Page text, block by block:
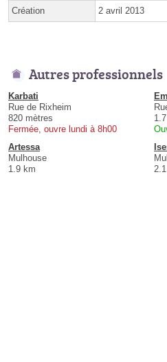
Création 2 avril 2013
Autres professionnels
Karbati
Rue de Rixheim
820 mètres
Fermée, ouvre lundi à 8h00
Artessa
Mulhouse
1.9 km